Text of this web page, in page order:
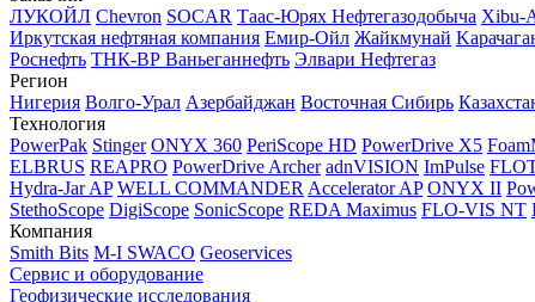
ЛУКОЙЛ Chevron SOCAR Таас-Юрях Нефтегазодобыча Xibu-
Иркутская нефтяная компания Емир-Ойл Жайкмунай
Роснефть ТНК-ВР Ваньеганнефть Элвари Нефтегаз
Регион
Нигерия Волго-Урал Азербайджан Восточная Сибирь
Технология
PowerPak Stinger ONYX 360 PeriScope HD PowerDrive X5
ELBRUS REAPRO PowerDrive Archer adnVISION ImPulse
Hydra-Jar AP WELL COMMANDER Accelerator AP ONYX II
StethoScope DigiScope SonicScope REDA Maximus FLO-VIS NT
Компания
Smith Bits M-I SWACO Geoservices
Сервис и оборудование
Геофизические исследования